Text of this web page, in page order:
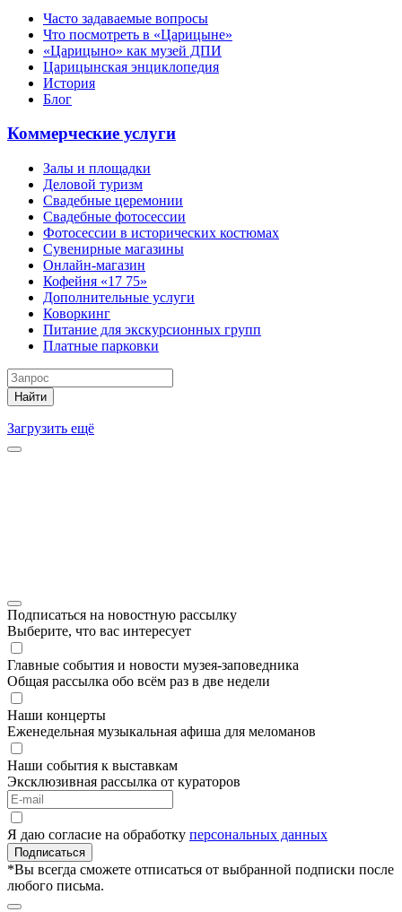
Часто задаваемые вопросы
Что посмотреть в «Царицыне»
«Царицыно» как музей ДПИ
Царицынская энциклопедия
История
Блог
Коммерческие услуги
Залы и площадки
Деловой туризм
Свадебные церемонии
Свадебные фотосессии
Фотосессии в исторических костюмах
Сувенирные магазины
Онлайн-магазин
Кофейня «17 75»
Дополнительные услуги
Коворкинг
Питание для экскурсионных групп
Платные парковки
Найти
Загрузить ещё
Подписаться на новостную рассылку
Выберите, что вас интересует
Главные события и новости музея-заповедника
Общая рассылка обо всём раз в две недели
Наши концерты
Еженедельная музыкальная афиша для меломанов
Наши события к выставкам
Эксклюзивная рассылка от кураторов
Я даю согласие на обработку персональных данных
Подписаться
*Вы всегда сможете отписаться от выбранной подписки после
любого письма.